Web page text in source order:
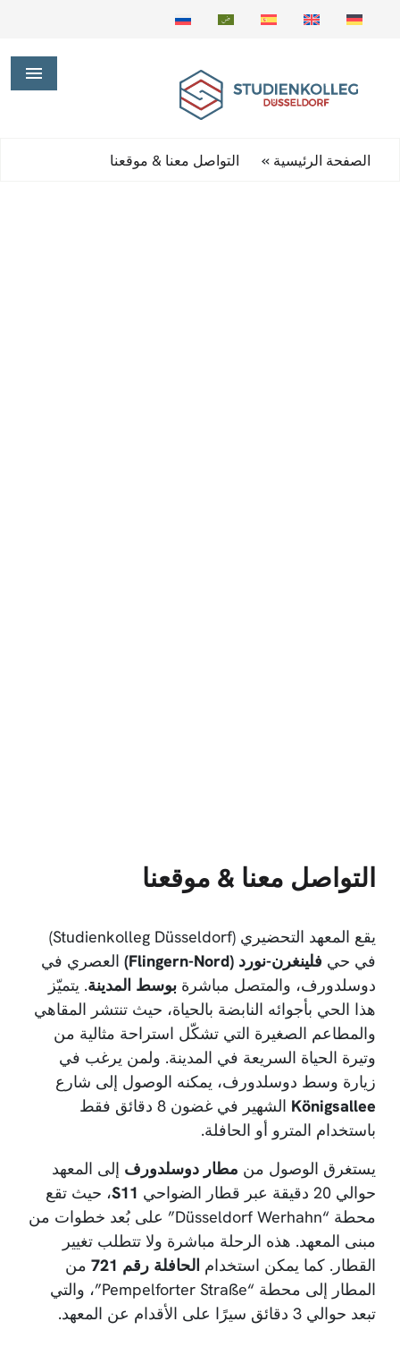
الصفحة الرئيسية » التواصل معنا & موقعنا
التواصل معنا & موقعنا
يقع المعهد التحضيري (Studienkolleg Düsseldorf)
في حي فلينغرن-نورد (Flingern-Nord)
العصري في
دوسلدورف، والمتصل مباشرة بوسط المدينة. يتميّز
هذا الحي بأجوائه النابضة بالحياة، حيث تنتشر المقاهي
والمطاعم الصغيرة التي تشكّل استراحة مثالية من
وتيرة الحياة السريعة في المدينة. ولمن يرغب في
زيارة وسط دوسلدورف، يمكنه الوصول إلى شارع
Königsallee
الشهير في غضون 8 دقائق فقط
باستخدام المترو أو الحافلة.
يستغرق الوصول من مطار دوسلدورف إلى المعهد
حوالي 20 دقيقة عبر قطار الضواحي
S11، حيث تقع
محطة “Düsseldorf Werhahn” على بُعد خطوات من
مبنى المعهد. هذه الرحلة مباشرة ولا تتطلب تغيير
القطار. كما يمكن استخدام الحافلة رقم 721
من
المطار إلى محطة “Pempelforter Straße”، والتي
تبعد حوالي 3 دقائق سيرًا على الأقدام عن المعهد.